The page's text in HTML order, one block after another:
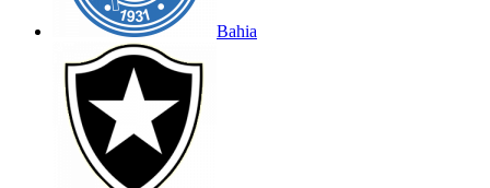
Bahia